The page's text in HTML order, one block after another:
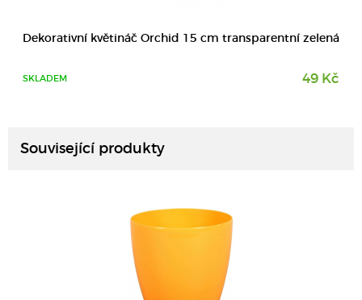
Dekorativní květináč Orchid 15 cm transparentní zelená
SKLADEM 49 Kč
Související produkty